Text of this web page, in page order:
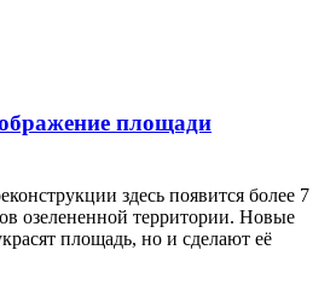
площади
здесь появится более 7
озелененной территории. Новые
площадь, но и сделают её